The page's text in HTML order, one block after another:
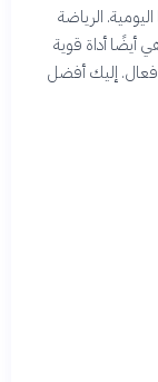
الرياضة
أيضًا أداة قوية
فعال. إليك أفضل